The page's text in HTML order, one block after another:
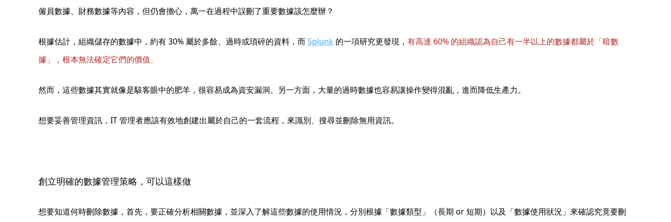
僱員數據、財務數據等內容，但仍會擔心，萬一在過程中誤刪了重要數據該怎麼辦？
根據估計，組織儲存的數據中，約有 30% 屬於多餘、過時或瑣碎的資料，而Splunk 的一項研究更發現， 有高達 60% 的組織認為自己有一半以上的數據都屬於「暗數
據」，根本無法確定它們的價值。
然而，這些數據其實就像是駭客眼中的肥羊，很容易成為資安漏洞。另一方面，大量的過時數據也容易讓操作變得混亂，進而降低生產力。
想要妥善管理資訊，IT 管理者應該有效地創建出屬於自己的一套流程，來識別、搜尋並刪除無用資訊。
創立明確的數據管理策略，可以這樣做
想要知道何時刪除數據，首先，要正確分析相關數據，並深入了解這些數據的使用情況，分別根據「數據類型」（長期 or 短期）以及「數據使用狀況」來確認究竟要刪